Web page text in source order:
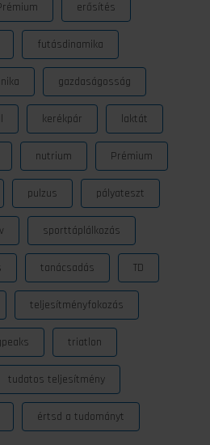
erősítés
futásdinamika
gazdaságosság
kerékpár laktát
nutrium Prémium
pulzus pályateszt
sporttáplálkozás
tanácsadás TD
teljesítményfokozás
triatlon
tudatos teljesítmény
értsd a tudományt